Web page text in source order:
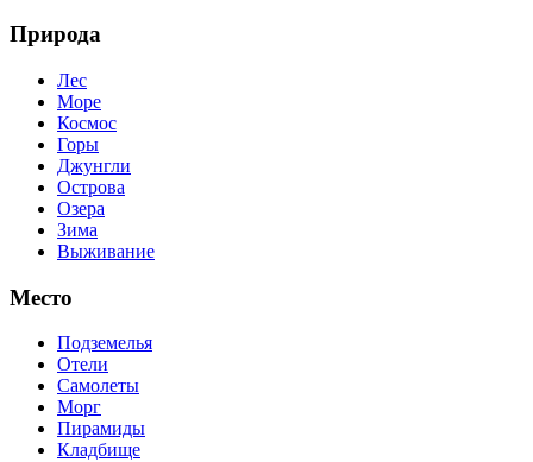
Природа
Лес
Море
Космос
Горы
Джунгли
Острова
Озера
Зима
Выживание
Место
Подземелья
Отели
Самолеты
Морг
Пирамиды
Кладбище